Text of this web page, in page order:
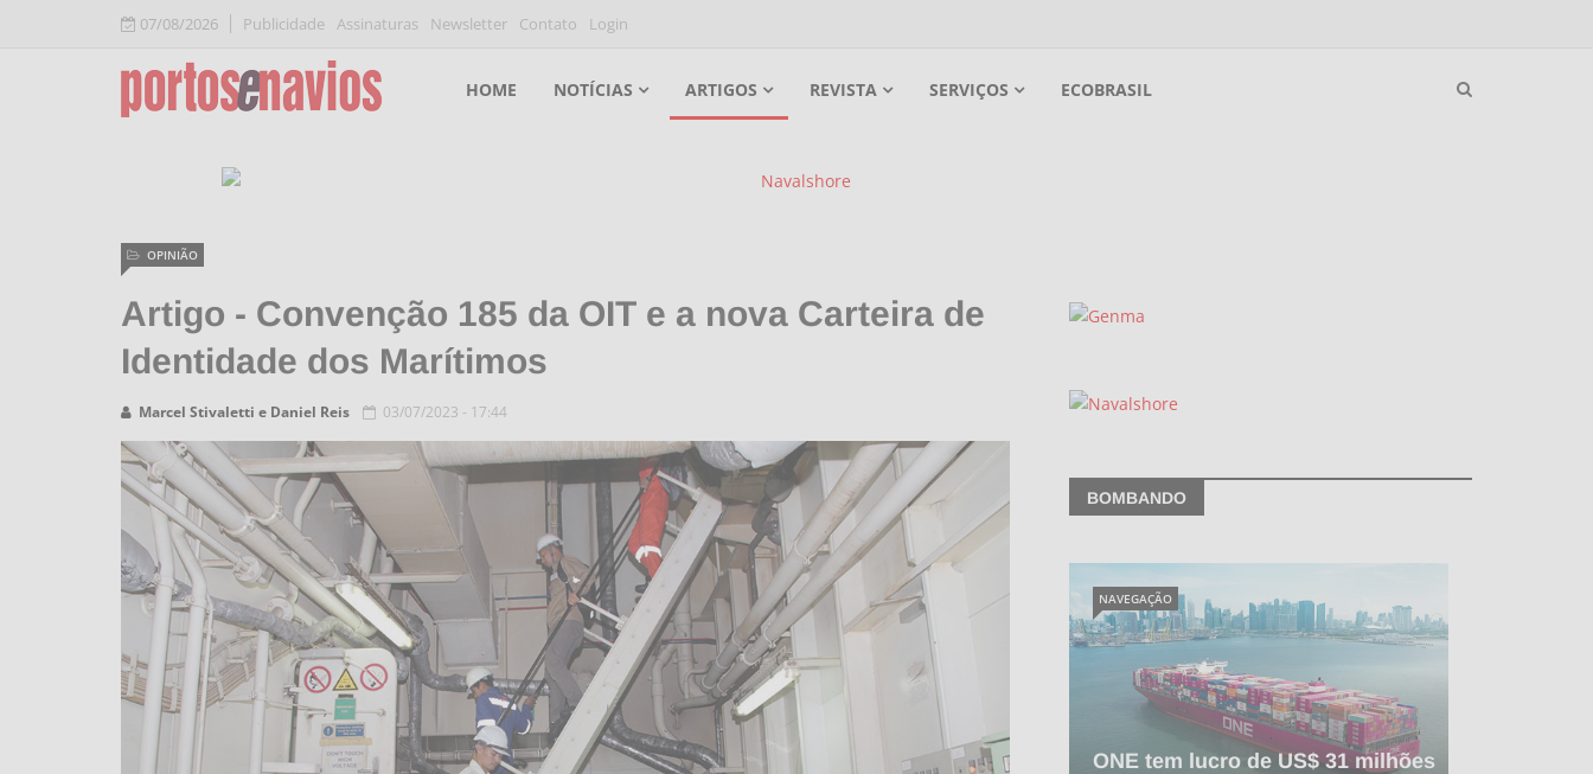
07/08/2026 Publicidade Assinaturas Newsletter Contato Login
HOME NOTÍCIAS ARTIGOS REVISTA SERVIÇOS ECOBRASIL
Artigo - Convenção 185 da OIT e a nova Carteira de
Identidade dos Marítimos
Marcel Stivaletti e Daniel Reis
OPINIÃO
03/07/2023 - 17:44
BOMBANDO
ONE tem lucro de US$ 31 milhões
NAVEGAÇÃO